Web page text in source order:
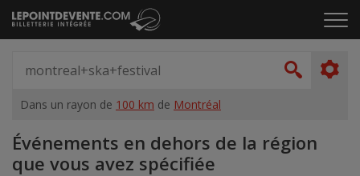
Passer
au
le
artiste,
Dans un rayon de 100 km de Montréal
Accueil
Événements en dehors de la région
que vous avez spécifiée